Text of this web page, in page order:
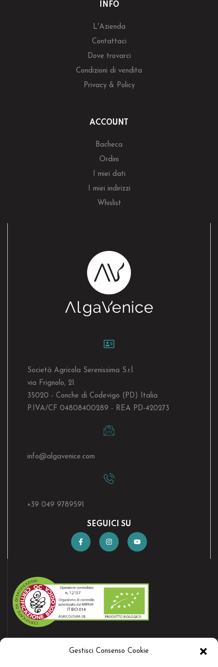
Gestisci Consenso Cookie
INFO
L'Azienda
Contattaci
Dove trovarci
Condizioni di vendita
Privacy & Policy
ACCOUNT
Bacheca
Ordini
I miei dati
I miei indirizzi
Whislist
Società Agricola Serenissima S.r.l.
via Frignolo, 21
35020 - Conche di Codevigo (PD) Italia
P.IVA/CF 04808400289 - REA PD-420273
info@algavenice.com
+39 049 9789591
SEGUICI SU
AZIENDA CERTIFICATA